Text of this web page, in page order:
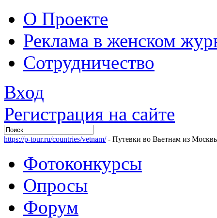
О Проекте
Реклама в женском
Сотрудничество
Вход
Регистрация на сайте
https://p-tour.ru/countries/vetnam/- Путевки во Вьетнам из
Фотоконкурсы
Опросы
Форум